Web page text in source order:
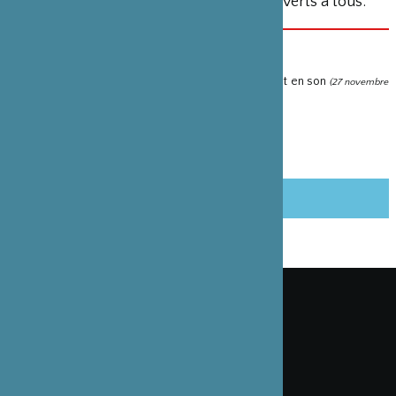
Invitation de danseurs de buto au Festival en Chair et en son (27 novembre